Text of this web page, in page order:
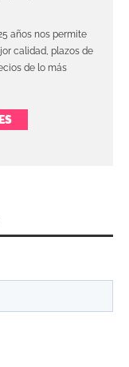
años nos permite
calidad, plazos de
de lo más